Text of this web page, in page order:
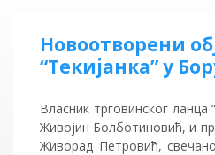
Новоотворени
“Текијанка” у
Власник трговинског ланца
Живојин Болботиновић, и
Живорад Петровић,